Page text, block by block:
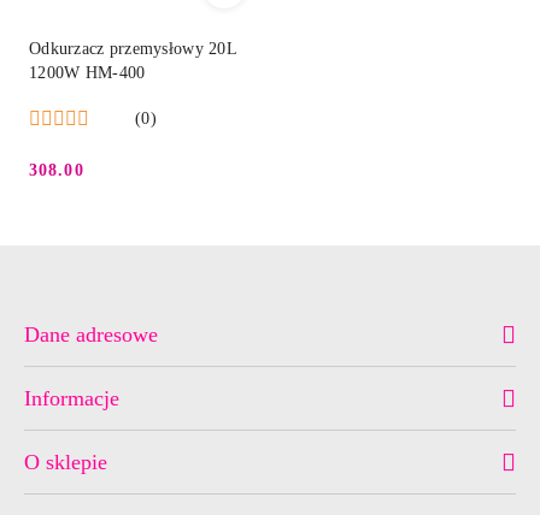
Odkurzacz przemysłowy 20L
1200W HM-400
(0)
308.00
Dane adresowe
Informacje
O sklepie